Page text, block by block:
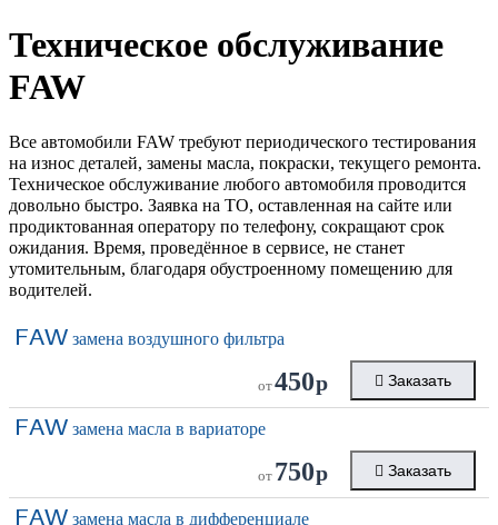
Техническое обслуживание
FAW
Все автомобили FAW требуют периодического тестирования
на износ деталей, замены масла, покраски, текущего ремонта.
Техническое обслуживание любого автомобиля проводится
довольно быстро. Заявка на ТО, оставленная на сайте или
продиктованная оператору по телефону, сокращают срок
ожидания. Время, проведённое в сервисе, не станет
утомительным, благодаря обустроенному помещению для
водителей.
FAW замена воздушного фильтра
от450р Заказать
FAW замена масла в вариаторе
от 750р Заказать
FAW замена масла в дифференциале